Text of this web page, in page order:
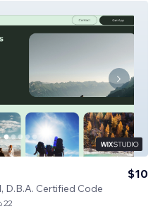
D.B.A. Certified Code
$10
22